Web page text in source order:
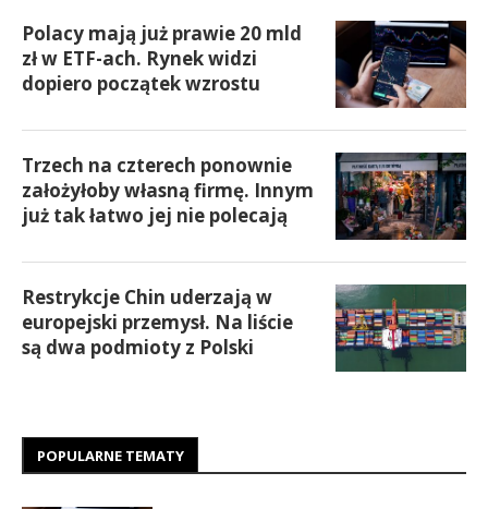
Polacy mają już prawie 20 mld
zł w ETF-ach. Rynek widzi
dopiero początek wzrostu
Trzech na czterech ponownie
założyłoby własną firmę. Innym
już tak łatwo jej nie polecają
Restrykcje Chin uderzają w
europejski przemysł. Na liście
są dwa podmioty z Polski
POPULARNE TEMATY